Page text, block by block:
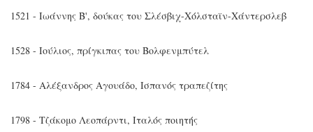
1521 - Ιωάννης Β', δούκας του Σλέσβιχ-Χόλσταϊν-Χάντερσλεβ
1528 - Ιούλιος, πρίγκιπας του Βολφενμπύτελ
1784 - Αλέξανδρος Αγουάδο, Ισπανός τραπεζίτης
1798 - Τζάκομο Λεοπάρντι, Ιταλός ποιητής